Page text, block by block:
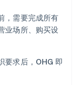
，需要完成所有
业场所、购买设
要求后，OHG 即